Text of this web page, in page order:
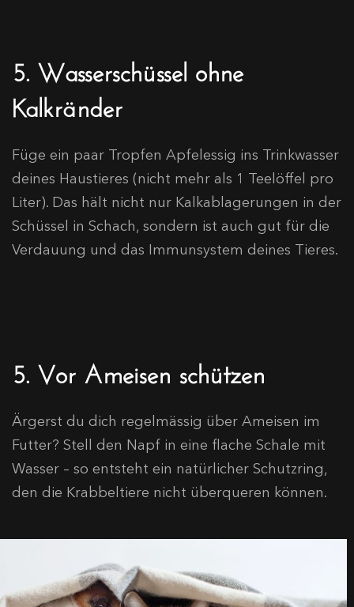
5. Wasserschüssel ohne
Kalkränder
Füge ein paar Tropfen Apfelessig ins Trinkwasser
deines Haustieres (nicht mehr als 1 Teelöffel pro
Liter). Das hält nicht nur Kalkablagerungen in der
Schüssel in Schach, sondern ist auch gut für die
Verdauung und das Immunsystem deines Tieres.
5. Vor Ameisen schützen
Ärgerst du dich regelmässig über Ameisen im
Futter? Stell den Napf in eine flache Schale mit
Wasser – so entsteht ein natürlicher Schutzring,
den die Krabbeltiere nicht überqueren können.